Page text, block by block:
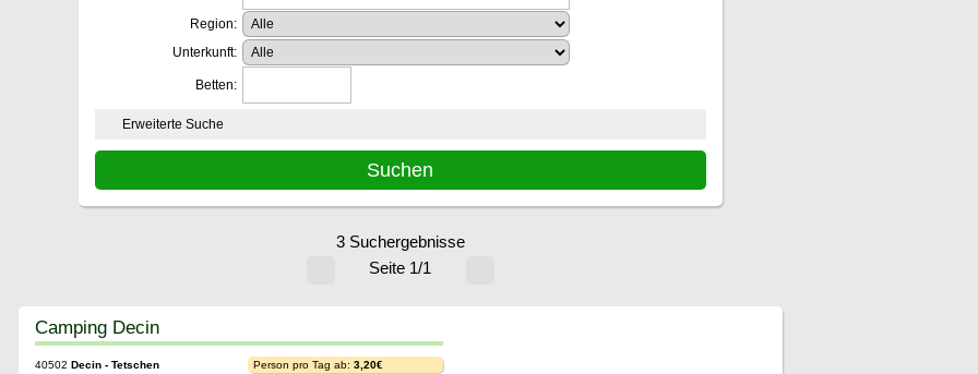
Region:
Unterkunft:
Betten:
Erweiterte Suche
3 Suchergebnisse
Seite 1/1
Camping Decin
40502 Decin - Tetschen
Person pro Tag ab: 3,20€